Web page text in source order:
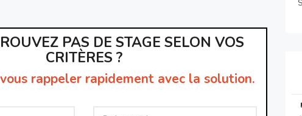
PAS DE STAGE SELON VOS
CRITÈRES ?
rappeler rapidement avec la solution.